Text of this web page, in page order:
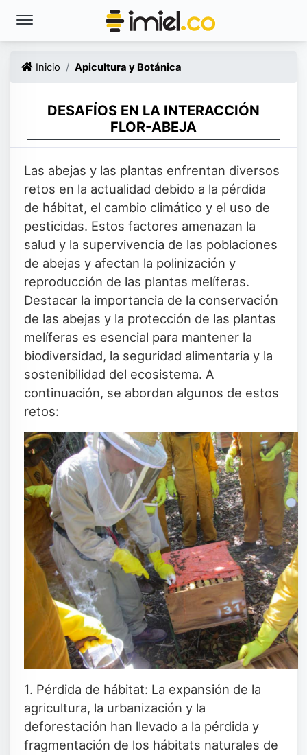
Inicio Apicultura y Botánica
DESAFÍOS EN LA INTERACCIÓN
FLOR-ABEJA
Las abejas y las plantas enfrentan diversos
retos en la actualidad debido a la pérdida
de hábitat, el cambio climático y el uso de
pesticidas. Estos factores amenazan la
salud y la supervivencia de las poblaciones
de abejas y afectan la polinización y
reproducción de las plantas melíferas.
Destacar la importancia de la conservación
de las abejas y la protección de las plantas
melíferas es esencial para mantener la
biodiversidad, la seguridad alimentaria y la
sostenibilidad del ecosistema. A
continuación, se abordan algunos de estos
retos:
1. Pérdida de hábitat: La expansión de la
agricultura, la urbanización y la
deforestación han llevado a la pérdida y
fragmentación de los hábitats naturales de